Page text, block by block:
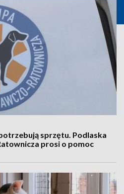
sprzętu. Podlaska
prosi o pomoc